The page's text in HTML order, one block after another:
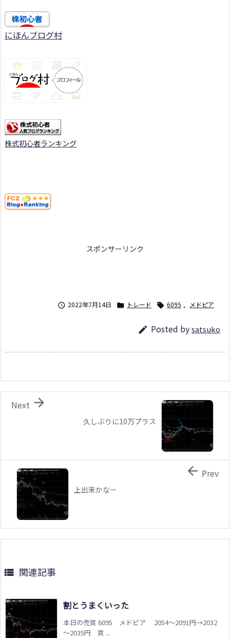
にほんブログ村
株式初心者ランキング
スポンサーリンク
 2022年7月14日  トレード  6095 , メドピア
 Posted bysatsuko
久しぶりに10万プラス

Next
上出来かなー
 Prev
 関連記事
割とうまくいった
本日の売買 6095 メドピア 2054～2091円→2032
～2035円 買 ...